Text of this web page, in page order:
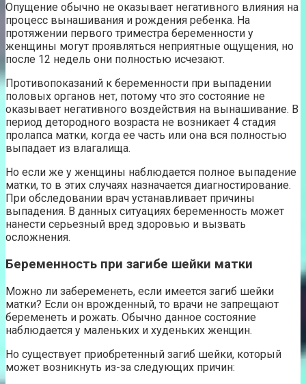
Опущение обычно не оказывает негативного влияния на
процесс вынашивания и рождения ребенка. На
протяжении первого триместра беременности у
женщины могут проявляться неприятные ощущения, но
после 12 недель они полностью исчезают.
Противопоказаний к беременности при выпадении
половых органов нет, потому что это состояние не
оказывает негативного воздействия на вынашивание. В
период детородного возраста не возникает 4 стадия
пролапса матки, когда ее часть или она вся полностью
выпадает из влагалища.
Но если же у женщины наблюдается полное выпадение
матки, то в этих случаях назначается диагностирование.
При обследовании врач устанавливает причины
выпадения. В данных ситуациях беременность может
нанести серьезный вред здоровью и вызвать
осложнения.
Беременность при загибе шейки матки
Можно ли забеременеть, если имеется загиб шейки
матки? Если он врожденный, то врачи не запрещают
беременеть и рожать. Обычно данное состояние
наблюдается у маленьких и худеньких женщин.
Но существует приобретенный загиб шейки, который
может возникнуть из-за следующих причин: